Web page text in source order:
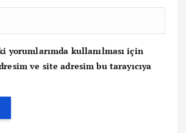
yorumlarımda kullanılması için
ve site adresim bu tarayıcıya